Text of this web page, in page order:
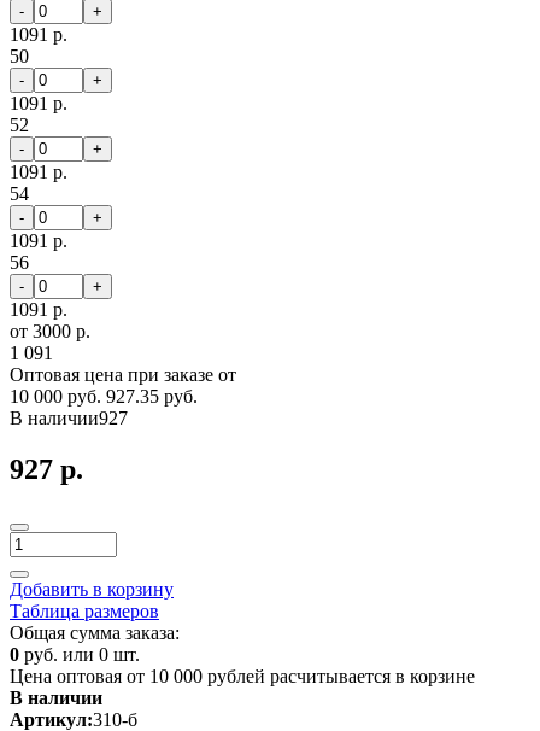
- +
1091 р.
50
- +
1091 р.
52
- +
1091 р.
54
- +
1091 р.
56
- +
1091 р.
от 3000 р.
1 091
Оптовая цена при заказе от
10 000 руб. 927.35 руб.
В наличии927
927 р.
Добавить в корзину
Таблица размеров
Общая сумма заказа:
0 руб. или 0 шт.
Цена оптовая от 10 000 рублей расчитывается в корзине
В наличии
Артикул:310-б